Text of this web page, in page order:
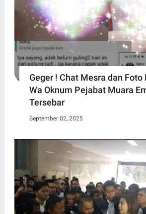
Geger ! Chat Mesra dan
Wa Oknum Pejabat Muara
Tersebar
September 02, 2025